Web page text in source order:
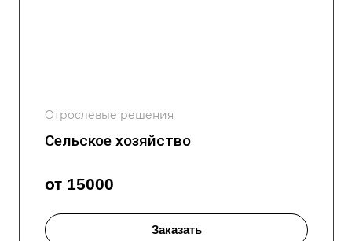
Отрослевые решения
Сельское хозяйство
от 15000
Заказать